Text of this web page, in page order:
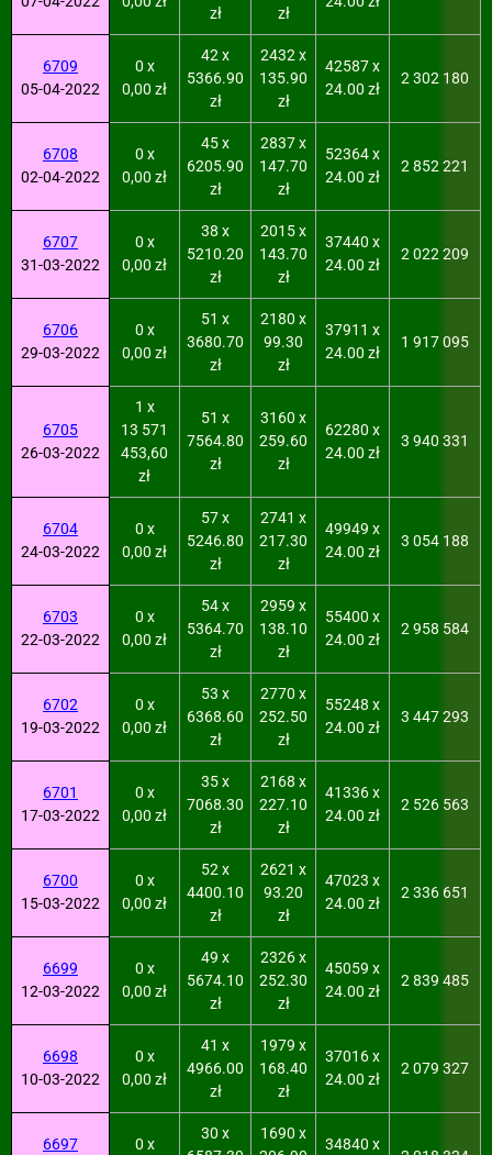
zł
zł
6709
05-04-2022
0 x
0,00 zł
42 x
5366.90
zł
2432 x
135.90
zł
42587 x
24.00 zł
2 302 180
6708
02-04-2022
0 x
0,00 zł
45 x
6205.90
zł
2837 x
147.70
zł
52364 x
24.00 zł
2 852 221
6707
31-03-2022
0 x
0,00 zł
38 x
5210.20
zł
2015 x
143.70
zł
37440 x
24.00 zł
2 022 209
6706
29-03-2022
0 x
0,00 zł
51 x
3680.70
zł
2180 x
99.30
zł
37911 x
24.00 zł
1 917 095
6705
26-03-2022
1 x
13 571
453,60
zł
51 x
7564.80
zł
3160 x
259.60
zł
62280 x
24.00 zł
3 940 331
6704
24-03-2022
0 x
0,00 zł
57 x
5246.80
zł
2741 x
217.30
zł
49949 x
24.00 zł
3 054 188
6703
22-03-2022
0 x
0,00 zł
54 x
5364.70
zł
2959 x
138.10
zł
55400 x
24.00 zł
2 958 584
6702
19-03-2022
0 x
0,00 zł
53 x
6368.60
zł
2770 x
252.50
zł
55248 x
24.00 zł
3 447 293
6701
17-03-2022
0 x
0,00 zł
35 x
7068.30
zł
2168 x
227.10
zł
41336 x
24.00 zł
2 526 563
6700
15-03-2022
0 x
0,00 zł
52 x
4400.10
zł
2621 x
93.20
zł
47023 x
24.00 zł
2 336 651
6699
12-03-2022
0 x
0,00 zł
49 x
5674.10
zł
2326 x
252.30
zł
45059 x
24.00 zł
2 839 485
6698
10-03-2022
0 x
0,00 zł
41 x
4966.00
zł
1979 x
168.40
zł
37016 x
24.00 zł
2 079 327
6697 0 x
30 x
1690 x
34840 x